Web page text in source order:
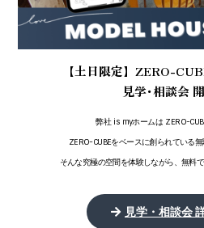
【土日限定】ZERO-
見学･相談会
弊社 is myホームは ZERO-
ZERO-CUBEをベースに創られている
そんな究極の空間を体験しながら、無料
見学・相談会